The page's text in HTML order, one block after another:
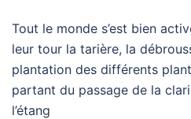
Tout le monde s’est bien
leur tour la tarière, la
plantation des différents
partant du passage de la
l’étang